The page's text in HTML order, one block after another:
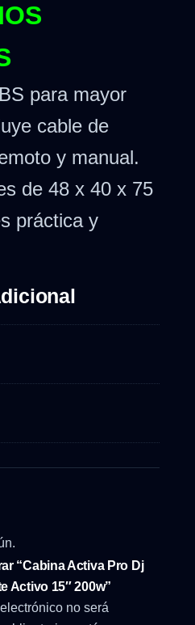
para mayor
cable de
y manual.
de 48 x 40 x 75
práctica y
“Cabina Activa Pro Dj
Activo 15″ 200w”
no será